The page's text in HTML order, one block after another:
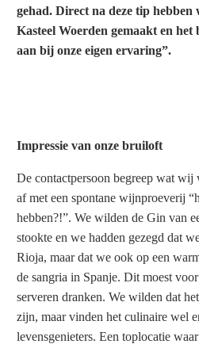
gehad. Direct na deze tip hebben
Kasteel Woerden gemaakt en het
aan bij onze eigen ervaring”.
Impressie van onze bruiloft
De contactpersoon begreep wat wij
af met een spontane wijnproeverij
hebben?!”. We wilden de Gin van
stookte en we hadden gezegd dat
Rioja, maar dat we ook op een
de sangria in Spanje. Dit moest
serveren dranken. We wilden dat
zijn, maar vinden het culinaire wel
levensgenieters. Een toplocatie